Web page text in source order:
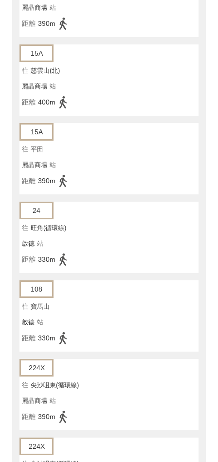
麗晶商場 站
距離 390m
15A
往 慈雲山(北)
麗晶商場 站
距離 400m
15A
往 平田
麗晶商場 站
距離 390m
24
往 旺角(循環線)
啟德 站
距離 330m
108
往 寶馬山
啟德 站
距離 330m
224X
往 尖沙咀東(循環線)
麗晶商場 站
距離 390m
224X